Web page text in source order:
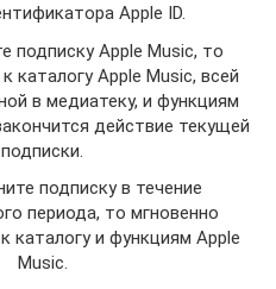
Apple ID.
подписку Apple Music, то
каталогу Apple Music, всей
в медиатеку, и функциям
действие текущей
подписки.
подписку в течение
периода, то мгновенно
каталогу и функциям Apple
Music.